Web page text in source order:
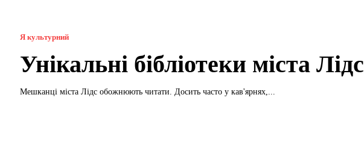
Я культурний
Унікальні бібліотеки міста Лідс
Мешканці міста Лідс обожнюють читати. Досить часто у кав'ярнях,...